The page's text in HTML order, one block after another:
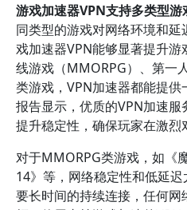
游戏加速器VPN支持多类型游
同类型的游戏对网络环境和
戏加速器VPN能够显著提升
线游戏（MMORPG）、第一
类游戏，VPN加速器都能提
报告显示，优质的VPN加速服
提升稳定性，确保玩家在激烈
对于MMORPG类游戏，如《
14》等，网络稳定性和低延
要长时间的持续连接，任何